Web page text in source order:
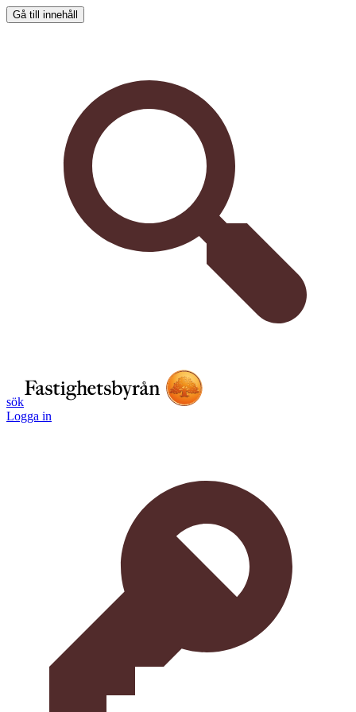
Gå till innehåll
sök
Logga in